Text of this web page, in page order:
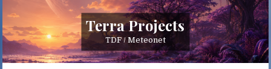
content
Terra Projects
TDF / Meteonet